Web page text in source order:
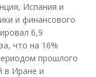
Испания и
и финансового
6,9
что на 16%
прошлого
в Иране и